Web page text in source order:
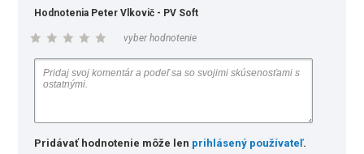
Hodnotenia Peter Vlkovič - PV Soft
vyber hodnotenie
Pridávať hodnotenie môže len prihlásený používateľ.